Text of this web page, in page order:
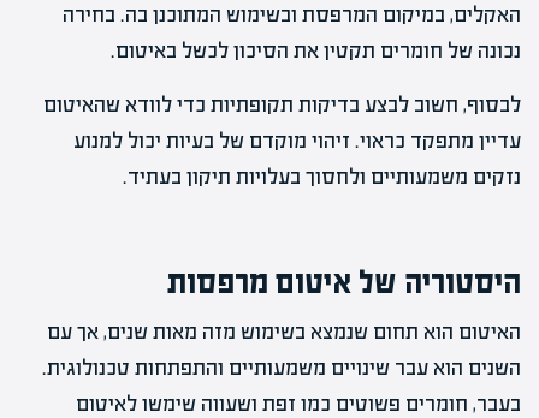
האקלים, במיקום המרפסת ובשימוש המתוכנן בה. בחירה
נכונה של חומרים תקטין את הסיכון לכשל באיטום.
לבסוף, חשוב לבצע בדיקות תקופתיות כדי לוודא שהאיטום
עדיין מתפקד כראוי. זיהוי מוקדם של בעיות יכול למנוע
נזקים משמעותיים ולחסוך בעלויות תיקון בעתיד.
היסטוריה של איטום מרפסות
האיטום הוא תחום שנמצא בשימוש מזה מאות שנים, אך עם
השנים הוא עבר שינויים משמעותיים והתפתחות טכנולוגית.
בעבר, חומרים פשוטים כמו זפת ושעווה שימשו לאיטום